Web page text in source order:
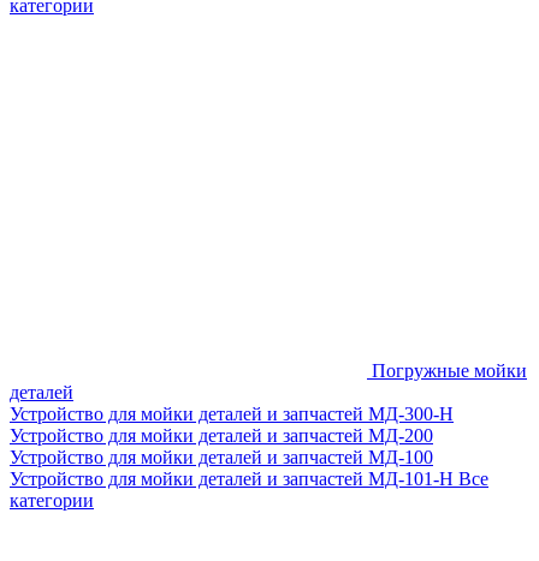
категории
Погружные мойки
деталей
Устройство для мойки деталей и запчастей МД-300-H
Устройство для мойки деталей и запчастей МД-200
Устройство для мойки деталей и запчастей МД-100
Устройство для мойки деталей и запчастей МД-101-Н Все
категории